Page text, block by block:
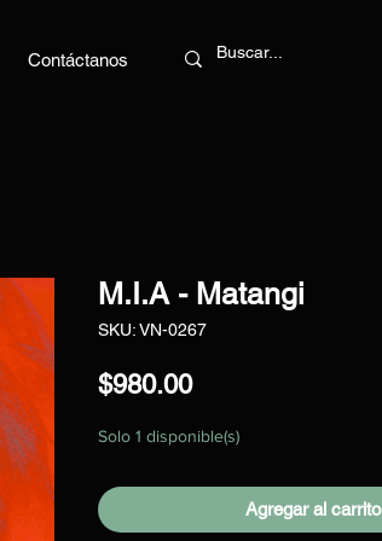
Contáctanos
M.I.A - Matangi
SKU: VN-0267
$980.00Precio
Solo 1 disponible(s)
Agregar al carrito